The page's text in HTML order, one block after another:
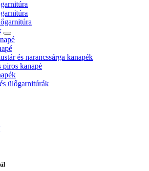
és narancssárga kanapék
piros kanapé
ülőgarnitúrák